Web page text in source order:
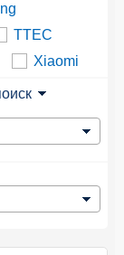
TTEC
Xiaomi